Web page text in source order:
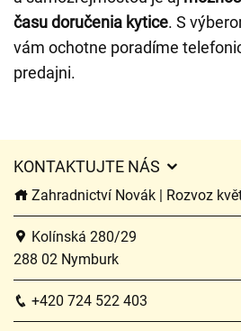
času doručenia kytice. S
vám ochotne poradíme
predajni.
KONTAKTUJTE NÁS
Zahradnictví Novák | Rozvoz
Kolínská 280/29
288 02 Nymburk
+420 724 522 403